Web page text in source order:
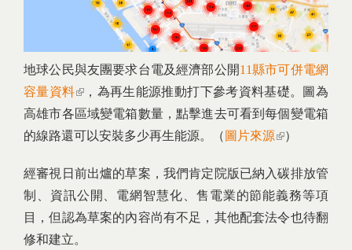
地球公民與友團要求台電及經濟部公開11縣市可併電網
容量資料(link is external)
，為再生能源推動打下參考資料基礎。圖為
高雄市各區域變電箱數量，點擊進去可看到每個變電箱
的線路還可以安裝多少再生能源。（ 圖片來源(link is
）
經審視日前出爐的草案，我們肯定院版已納入碳排放管
制、資訊公開、電網智慧化、售電業的節能義務等項
目，但認為草案的內容尚有不足，其他配套法令也待翻
修和建立。